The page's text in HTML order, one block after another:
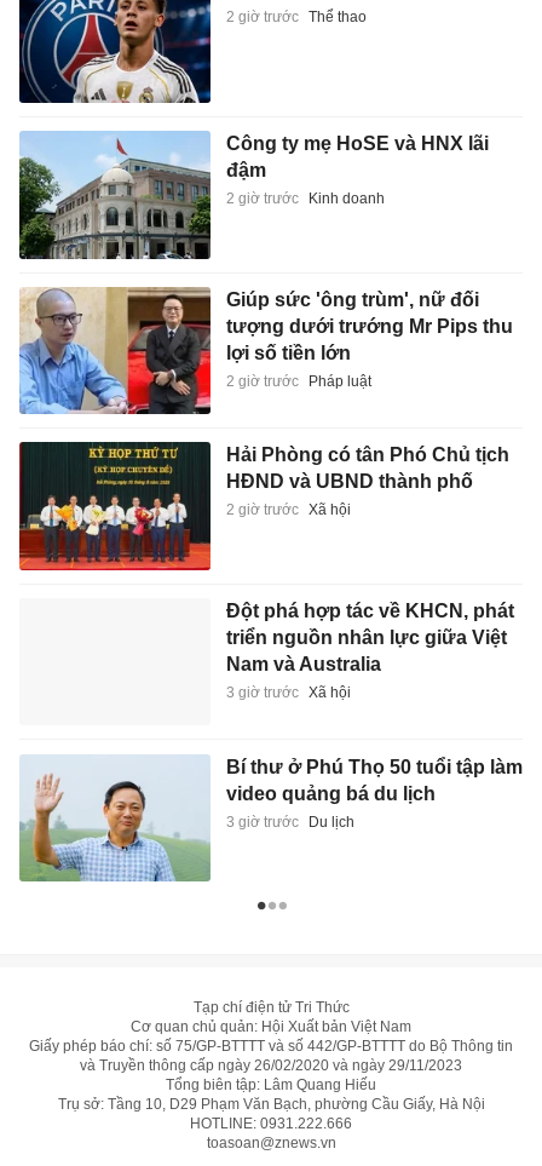
2 giờ trước Thể thao
Công ty mẹ HoSE và HNX lãi
đậm
2 giờ trước Kinh doanh
Giúp sức 'ông trùm', nữ đối
tượng dưới trướng Mr Pips thu
lợi số tiền lớn
2 giờ trước Pháp luật
Hải Phòng có tân Phó Chủ tịch
HĐND và UBND thành phố
2 giờ trước Xã hội
Đột phá hợp tác về KHCN, phát
triển nguồn nhân lực giữa Việt
Nam và Australia
3 giờ trước Xã hội
Bí thư ở Phú Thọ 50 tuổi tập làm
video quảng bá du lịch
3 giờ trước Du lịch
Tạp chí điện tử Tri Thức
Cơ quan chủ quản: Hội Xuất bản Việt Nam
Giấy phép báo chí: số 75/GP-BTTTT và số 442/GP-BTTTT do Bộ Thông tin
và Truyền thông cấp ngày 26/02/2020 và ngày 29/11/2023
Tổng biên tập: Lâm Quang Hiếu
Trụ sở: Tầng 10, D29 Phạm Văn Bạch, phường Cầu Giấy, Hà Nội
HOTLINE: 0931.222.666
toasoan@znews.vn